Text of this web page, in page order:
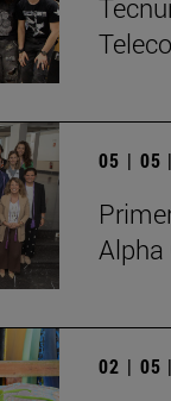
05 | 05
Alpha
02 | 05